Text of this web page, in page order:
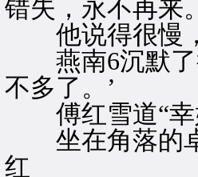
错失，永不再来
他说得很慢，
燕南6沉默了
不多了。’
傅红雪道“幸
坐在角落的卓
红